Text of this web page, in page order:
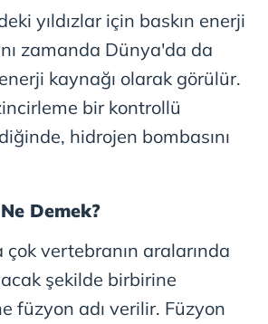
yıldızlar için baskın enerji
zamanda Dünya'da da
kaynağı olarak görülür.
bir kontrollü
hidrojen bombasını
Demek?
vertebranın aralarında
şekilde birbirine
füzyon adı verilir. Füzyon